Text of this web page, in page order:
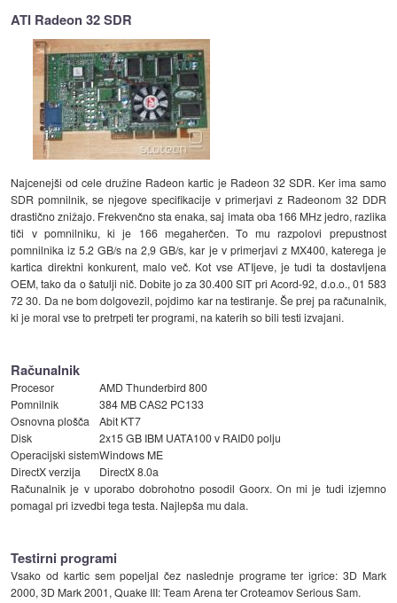
ATI Radeon 32 SDR
Najcenejši od cele družine Radeon kartic je Radeon 32 SDR. Ker ima samo
SDR pomnilnik, se njegove specifikacije v primerjavi z Radeonom 32 DDR
drastično znižajo. Frekvenčno sta enaka, saj imata oba 166 MHz jedro, razlika
tiči v pomnilniku, ki je 166 megaherčen. To mu razpolovi prepustnost
pomnilnika iz 5.2 GB/s na 2,9 GB/s, kar je v primerjavi z MX400, katerega je
kartica direktni konkurent, malo več. Kot vse ATIjeve, je tudi ta dostavljena
OEM, tako da o šatulji nič. Dobite jo za 30.400 SIT pri Acord-92, d.o.o., 01 583
72 30. Da ne bom dolgovezil, pojdimo kar na testiranje. Še prej pa računalnik,
ki je moral vse to pretrpeti ter programi, na katerih so bili testi izvajani.
Računalnik
Procesor
AMD Thunderbird 800
Pomnilnik
384 MB CAS2 PC133
Osnovna plošča
Abit KT7
Disk
2x15 GB IBM UATA100 v RAID0 polju
Operacijski sistemWindows ME
DirectX verzija
DirectX 8.0a
Računalnik je v uporabo dobrohotno posodil Goorx. On mi je tudi izjemno
pomagal pri izvedbi tega testa. Najlepša mu dala.
Testirni programi
Vsako od kartic sem popeljal čez naslednje programe ter igrice: 3D Mark
2000, 3D Mark 2001, Quake III: Team Arena ter Croteamov Serious Sam.